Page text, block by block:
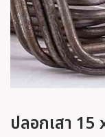
ปลอกเสา